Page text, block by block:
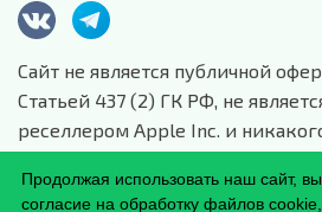
Сайт не является публичной
Статьей 437 (2) ГК РФ, не
реселлером Apple Inc. и
данной компании и ее
Сайт носит сугубо
Продолжая использовать наш сайт,
согласие на обработку файлов cookie,